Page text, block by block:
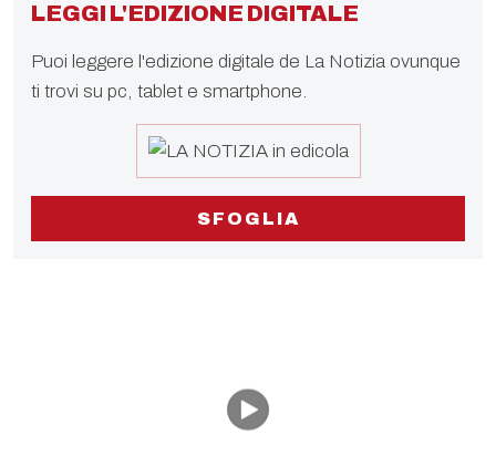
LEGGI L'EDIZIONE DIGITALE
Puoi leggere l'edizione digitale de La Notizia ovunque
ti trovi su pc, tablet e smartphone.
SFOGLIA